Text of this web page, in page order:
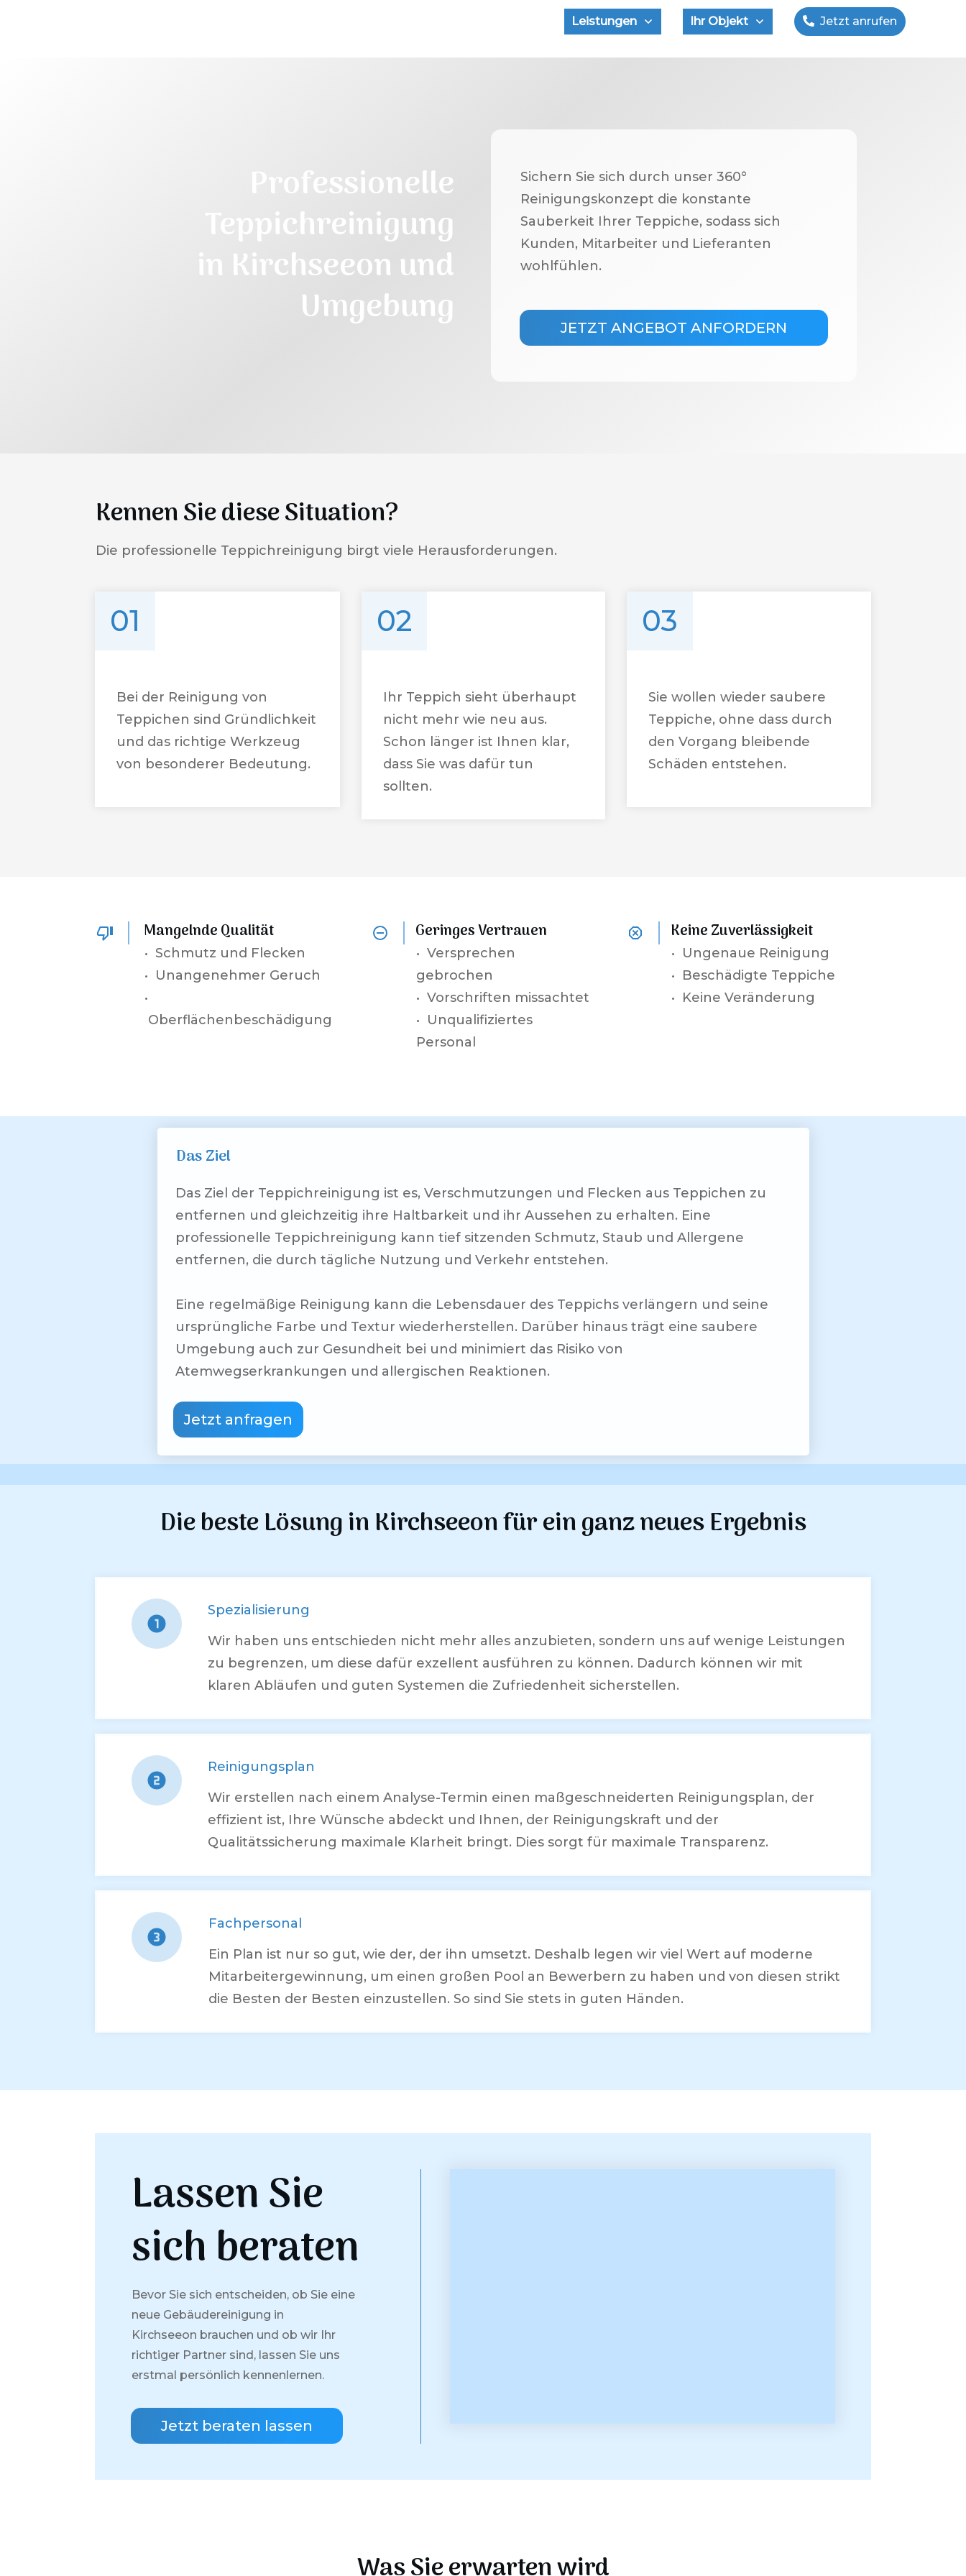
Leistungen Ihr Objekt Jetzt anrufen
Professionelle
Teppichreinigung
in Kirchseeon und
Umgebung
Sichern Sie sich durch unser 360°
Reinigungskonzept die konstante
Sauberkeit Ihrer Teppiche, sodass sich
Kunden, Mitarbeiter und Lieferanten
wohlfühlen.
JETZT ANGEBOT ANFORDERN
Kennen Sie diese Situation?
Die professionelle Teppichreinigung birgt viele Herausforderungen.
01
Bei der Reinigung von
Teppichen sind Gründlichkeit
und das richtige Werkzeug
von besonderer Bedeutung.
02
Ihr Teppich sieht überhaupt
nicht mehr wie neu aus.
Schon länger ist Ihnen klar,
dass Sie was dafür tun
sollten.
03
Sie wollen wieder saubere
Teppiche, ohne dass durch
den Vorgang bleibende
Schäden entstehen.
Mangelnde Qualität
• Schmutz und Flecken
• Unangenehmer Geruch
•
Oberflächenbeschädigung
Geringes Vertrauen
•Versprechen
gebrochen
• Vorschriften missachtet
• Unqualifiziertes
Personal
Keine Zuverlässigkeit
• Ungenaue Reinigung
• Beschädigte Teppiche
• Keine Veränderung
Das Ziel
Das Ziel der Teppichreinigung ist es, Verschmutzungen und Flecken aus Teppichen zu
entfernen und gleichzeitig ihre Haltbarkeit und ihr Aussehen zu erhalten. Eine
professionelle Teppichreinigung kann tief sitzenden Schmutz, Staub und Allergene
entfernen, die durch tägliche Nutzung und Verkehr entstehen.
Eine regelmäßige Reinigung kann die Lebensdauer des Teppichs verlängern und seine
ursprüngliche Farbe und Textur wiederherstellen. Darüber hinaus trägt eine saubere
Umgebung auch zur Gesundheit bei und minimiert das Risiko von
Atemwegserkrankungen und allergischen Reaktionen.
Jetzt anfragen
Die beste Lösung inKirchseeonfür ein ganz neues Ergebnis
Spezialisierung
Wir haben uns entschieden nicht mehr alles anzubieten, sondern uns auf wenige Leistungen
zu begrenzen, um diese dafür exzellent ausführen zu können. Dadurch können wir mit
klaren Abläufen und guten Systemen die Zufriedenheit sicherstellen.
Reinigungsplan
Wir erstellen nach einem Analyse-Termin einen maßgeschneiderten Reinigungsplan, der
effizient ist, Ihre Wünsche abdeckt und Ihnen, der Reinigungskraft und der
Qualitätssicherung maximale Klarheit bringt. Dies sorgt für maximale Transparenz.
Fachpersonal
Ein Plan ist nur so gut, wie der, der ihn umsetzt. Deshalb legen wir viel Wert auf moderne
Mitarbeitergewinnung, um einen großen Pool an Bewerbern zu haben und von diesen strikt
die Besten der Besten einzustellen. So sind Sie stets in guten Händen.
Lassen Sie
sich beraten
Bevor Sie sich entscheiden, ob Sie eine
neue Gebäudereinigung in
Kirchseeon brauchen und ob wir Ihr
richtiger Partner sind, lassen Sie uns
erstmal persönlich kennenlernen.
Jetzt beraten lassen